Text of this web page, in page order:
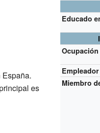
Educado
Ocupación
Empleador
Miembro
es